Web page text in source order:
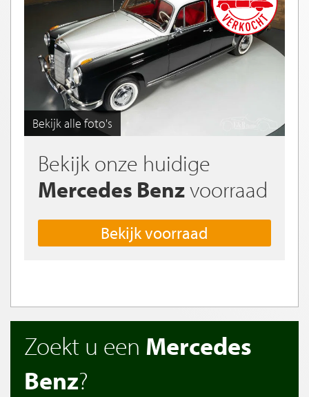
Bekijk alle foto's
Bekijk onze huidige
Mercedes Benzvoorraad
Bekijk voorraad
Zoekt u een Mercedes
Benz?